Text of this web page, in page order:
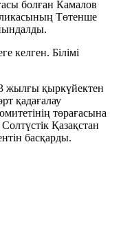
болған Камалов
Төтенше
келген. Білімі
жылғы қыркүйектен
қадағалау
төрағасына
Қазақстан
басқарды.